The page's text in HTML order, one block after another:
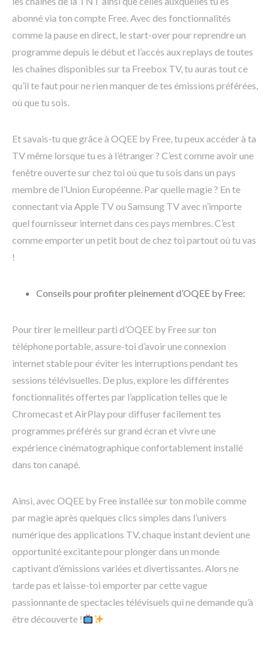
abonné via ton compte Free. Avec des fonctionnalités
comme la pause en direct, le start-over pour reprendre un
programme depuis le début et l’accès aux replays de toutes
les chaînes disponibles sur ta Freebox TV, tu auras tout ce
qu’il te faut pour ne rien manquer de tes émissions préférées,
où que tu sois.
Et savais-tu que grâce à OQEE by Free, tu peux accéder à ta
TV même lorsque tu es à l’étranger ? C’est comme avoir une
fenêtre ouverte sur chez toi où que tu sois dans un pays
membre de l’Union Européenne. Par quelle magie ? En te
connectant via Apple TV ou Samsung TV avec n’importe
quel fournisseur internet dans ces pays membres. C’est
comme emporter un petit bout de chez toi partout où tu vas
!
Conseils pour profiter pleinement d’OQEE by Free:
Pour tirer le meilleur parti d’OQEE by Free sur ton
téléphone portable, assure-toi d’avoir une connexion
internet stable pour éviter les interruptions pendant tes
sessions télévisuelles. De plus, explore les différentes
fonctionnalités offertes par l’application telles que le
Chromecast et AirPlay pour diffuser facilement tes
programmes préférés sur grand écran et vivre une
expérience cinématographique confortablement installé
dans ton canapé.
Ainsi, avec OQEE by Free installée sur ton mobile comme
par magie après quelques clics simples dans l’univers
numérique des applications TV, chaque instant devient une
opportunité excitante pour plonger dans un monde
captivant d’émissions variées et divertissantes. Alors ne
tarde pas et laisse-toi emporter par cette vague
passionnante de spectacles télévisuels qui ne demande qu’à
être découverte !